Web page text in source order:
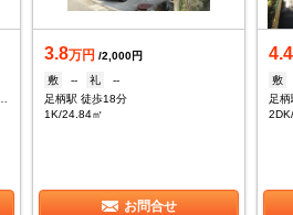
：停歩1分
3.8万円 /2,000円
敷
-- 礼
--
足柄駅 徒歩18分
1K/24.84㎡
お問合せ
4.4
敷
足